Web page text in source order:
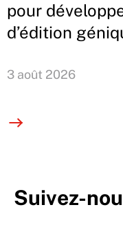
pour
d’édition
3 août 2026
Suivez-